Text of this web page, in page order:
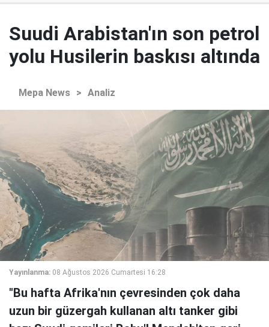
Suudi Arabistan'ın son petrol
yolu Husilerin baskısı altında
Mepa News > Analiz
Yayınlanma: 08 Ağustos 2026 Cumartesi 16:28
"Bu hafta Afrika'nın çevresinden çok daha
uzun bir güzergah kullanan altı tanker gibi